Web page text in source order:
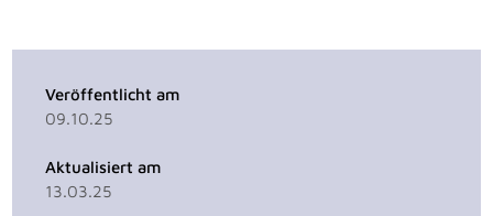
Veröffentlicht am
09.10.25
Aktualisiert am
13.03.25